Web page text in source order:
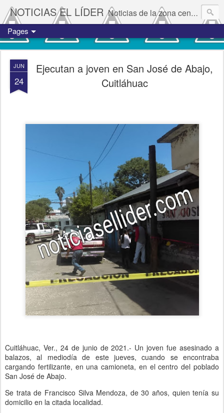
NOTICIAS EL LÍDER Noticias de la zona centro del estado de Veracruz.
Pages
JUN
24
Ejecutan a joven en San José de Abajo,
Cuitláhuac
Cuitláhuac, Ver., 24 de junio de 2021.- Un joven fue asesinado a
balazos, al mediodía de este jueves, cuando se encontraba
cargando fertilizante, en una camioneta, en el centro del poblado
San José de Abajo.
Se trata de Francisco Silva Mendoza, de 30 años, quien tenía su
domicilio en la citada localidad.